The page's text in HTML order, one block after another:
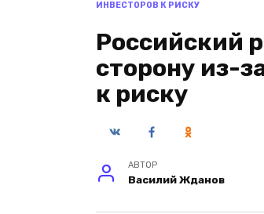
ИНВЕСТОРОВ К РИСКУ
Российский
сторону из-
к риску
АВТОР
Василий Жданов